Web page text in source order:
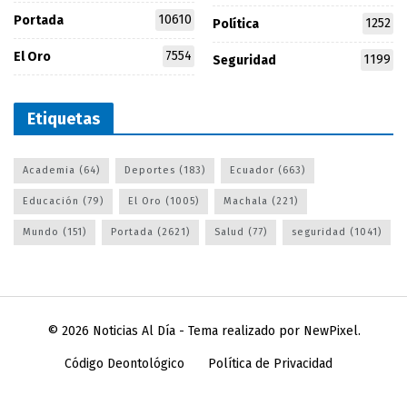
Portada 10610
El Oro 7554
Política 1252
Seguridad 1199
Etiquetas
Academia (64) Deportes (183) Ecuador (663)
Educación (79) El Oro (1005) Machala (221)
Mundo (151) Portada (2621) Salud (77) seguridad (1041)
© 2026 Noticias Al Día- Tema realizado por NewPixel.
Código Deontológico Política de Privacidad